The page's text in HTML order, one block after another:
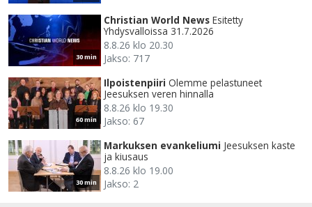
30 min
Christian World News Esitetty
Yhdysvalloissa 31.7.2026
8.8.26 klo 20.30
Jakso: 717
60 min
Ilpoistenpiiri Olemme pelastuneet
Jeesuksen veren hinnalla
8.8.26 klo 19.30
Jakso: 67
30 min
Markuksen evankeliumi Jeesuksen kaste
ja kiusaus
8.8.26 klo 19.00
Jakso: 2